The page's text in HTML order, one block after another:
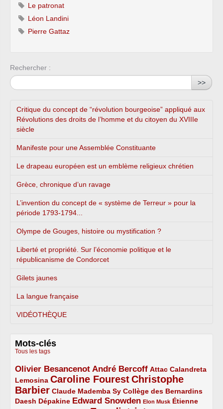
Le patronat
Léon Landini
Pierre Gattaz
Rechercher :
>>
Critique du concept de “révolution bourgeoise” appliqué aux
Révolutions des droits de l’homme et du citoyen du XVIIIe
siècle
Manifeste pour une Assemblée Constituante
Le drapeau européen est un emblème religieux chrétien
Grèce, chronique d’un ravage
L’invention du concept de « système de Terreur » pour la
période 1793-1794...
Olympe de Gouges, histoire ou mystification ?
Liberté et propriété. Sur l’économie politique et le
républicanisme de Condorcet
Gilets jaunes
La langue française
VIDÉOTHÈQUE
Mots-clés
Tous les tags
Olivier Besancenot
3/5 André Bercoff
3/5 Attac
2/5
Calandreta
Lemosina
2/5 Caroline Fourest
4/5
Christophe
Barbier
4/5 Claude Mademba Sy
2/5 Collège des Bernardins
2/5
Daesh
2/5 Dépakine
2/5 Edward Snowden
3/5 Elon Musk
1/5
Étienne